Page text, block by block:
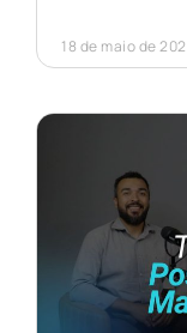
18 de maio de